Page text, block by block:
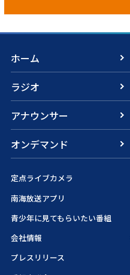
ホーム
ラジオ
アナウンサー
オンデマンド
定点ライブカメラ
南海放送アプリ
青少年に見てもらいたい番組
会社情報
プレスリリース